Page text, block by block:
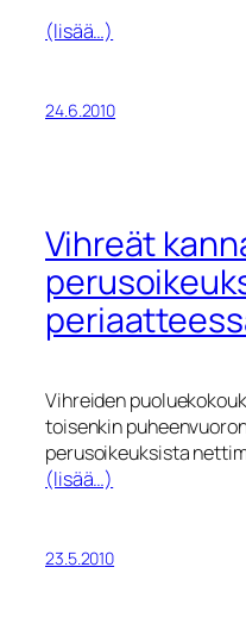
(lisää…)
24.6.2010
Vihreät
Vihreiden
toisenkin
perusoikeuksista
(lisää…)
23.5.2010